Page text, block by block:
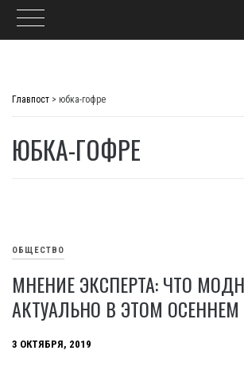
Главпост > юбка-гофре
ЮБКА-ГОФРЕ
ОБЩЕСТВО
МНЕНИЕ ЭКСПЕРТА: ЧТО
АКТУАЛЬНО В ЭТОМ ОСЕННЕМ
3 ОКТЯБРЯ, 2019